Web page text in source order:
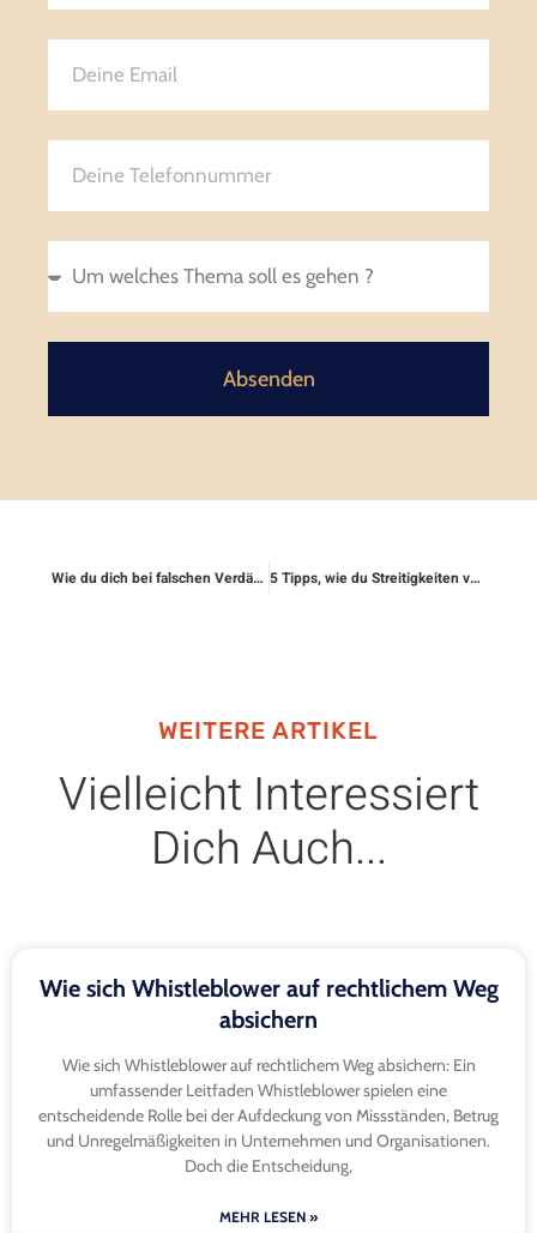
Absenden
Wie du dich bei falschen Verdächtigungen schützt 5 Tipps, wie du Streitigkeiten vermeidest
WEITERE ARTIKEL
Vielleicht Interessiert
Dich Auch...
Wie sich Whistleblower auf rechtlichem Weg
absichern
Wie sich Whistleblower auf rechtlichem Weg absichern: Ein
umfassender Leitfaden Whistleblower spielen eine
entscheidende Rolle bei der Aufdeckung von Missständen, Betrug
und Unregelmäßigkeiten in Unternehmen und Organisationen.
Doch die Entscheidung,
MEHR LESEN »